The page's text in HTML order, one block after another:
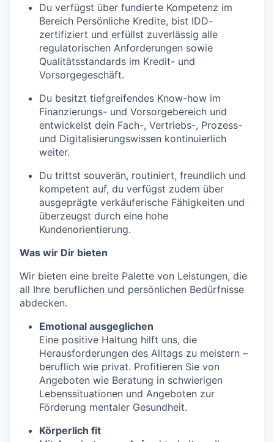
Du verfügst über fundierte Kompetenz im
Bereich Persönliche Kredite, bist IDD-
zertifiziert und erfüllst zuverlässig alle
regulatorischen Anforderungen sowie
Qualitätsstandards im Kredit- und
Vorsorgegeschäft.
Du besitzt tiefgreifendes Know-how im
Finanzierungs- und Vorsorgebereich und
entwickelst dein Fach-, Vertriebs-, Prozess-
und Digitalisierungswissen kontinuierlich
weiter.
Du trittst souverän, routiniert, freundlich und
kompetent auf, du verfügst zudem über
ausgeprägte verkäuferische Fähigkeiten und
überzeugst durch eine hohe
Kundenorientierung.
Was wir Dir bieten
Wir bieten eine breite Palette von Leistungen, die
all Ihre beruflichen und persönlichen Bedürfnisse
abdecken.
Emotional ausgeglichen
Eine positive Haltung hilft uns, die
Herausforderungen des Alltags zu meistern –
beruflich wie privat. Profitieren Sie von
Angeboten wie Beratung in schwierigen
Lebenssituationen und Angeboten zur
Förderung mentaler Gesundheit.
Körperlich fit